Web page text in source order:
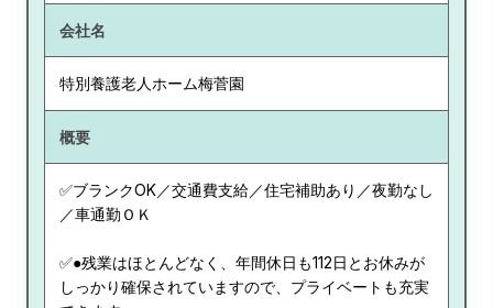
会社名
特別養護老人ホーム梅菅園
概要
✅ブランクOK／交通費支給／住宅補助あり／夜勤なし
／車通勤ＯＫ
✅●残業はほとんどなく、年間休日も112日とお休みが
しっかり確保されていますので、プライベートも充実